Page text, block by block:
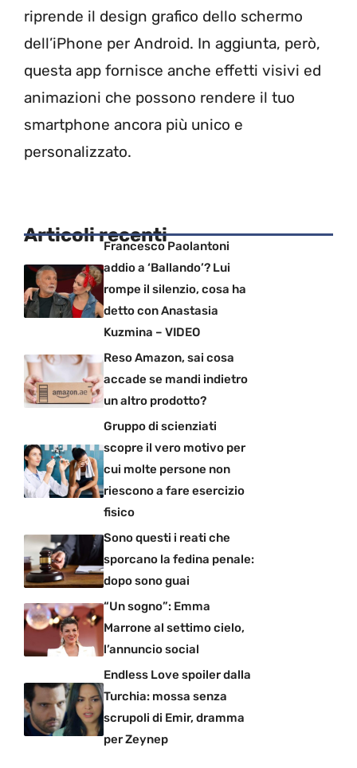
riprende il design grafico dello schermo
dell’iPhone per Android. In aggiunta, però,
questa app fornisce anche effetti visivi ed
animazioni che possono rendere il tuo
smartphone ancora più unico e
personalizzato.
Articoli recentiFrancesco Paolantoni
addio a ‘Ballando’? Lui
rompe il silenzio, cosa ha
detto con Anastasia
Kuzmina – VIDEO
Reso Amazon, sai cosa
accade se mandi indietro
un altro prodotto?
Gruppo di scienziati
scopre il vero motivo per
cui molte persone non
riescono a fare esercizio
fisico
Sono questi i reati che
sporcano la fedina penale:
dopo sono guai
“Un sogno”: Emma
Marrone al settimo cielo,
l’annuncio social
Endless Love spoiler dalla
Turchia: mossa senza
scrupoli di Emir, dramma
per Zeynep